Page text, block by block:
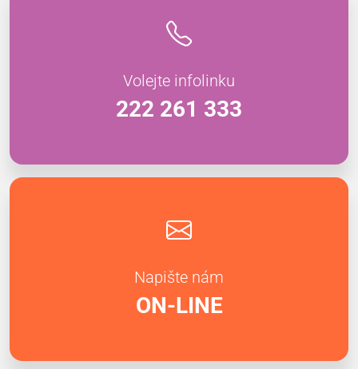
Volejte infolinku
222 261 333
Napište nám
ON-LINE